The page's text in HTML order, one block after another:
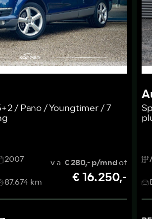
/ Pano / Youngtimer / 7
2007
87.674 km
v.a.€ 280,- p/mndof
€ 16.250,-